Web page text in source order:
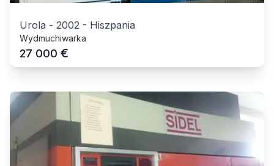
Urola - 2002 - Hiszpania
Wydmuchiwarka
27 000 €